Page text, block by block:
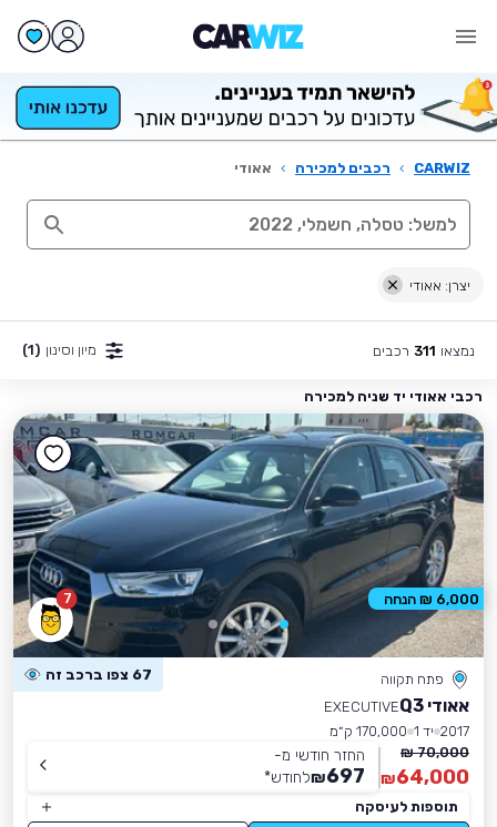
CARWIZ
› רכבים למכירה › אאודי
יצרן: אאודי
נמצאו 311 רכבים מיון וסינון (1)
רכבי אאודי יד שניה למכירה
7
פתח תקווה 67 צפו ברכב זה
אאודי Q3
EXECUTIVE
2017 יד 1
170,000 ק״מ
70,000 ₪
64,000
₪
החזר חודשי מ-
697
₪לחודש*
תוספות לעיסקה
6,000 ₪ הנחה